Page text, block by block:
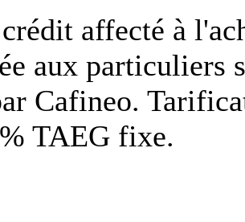
affecté à
aux particuliers
Cafineo.
TAEG fixe.